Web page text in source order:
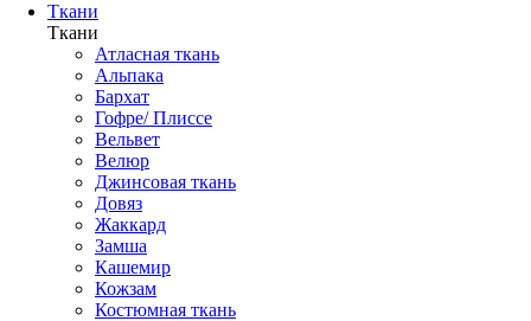
Ткани
Ткани
Атласная ткань
Альпака
Бархат
Гофре/ Плиссе
Вельвет
Велюр
Джинсовая ткань
Довяз
Жаккард
Замша
Кашемир
Кожзам
Костюмная ткань